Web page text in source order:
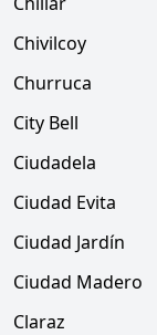
Chivilcoy
Churruca
City Bell
Ciudadela
Ciudad Evita
Ciudad Jardín
Ciudad Madero
Claraz